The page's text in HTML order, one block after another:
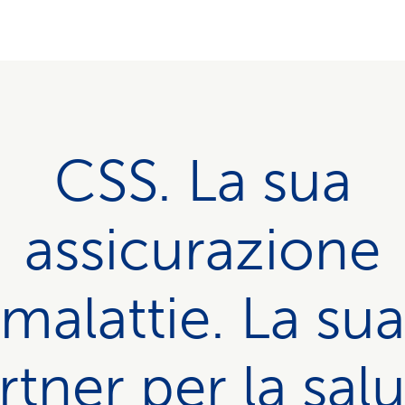
CSS. La sua
assicurazione
malattie. La sua
per la